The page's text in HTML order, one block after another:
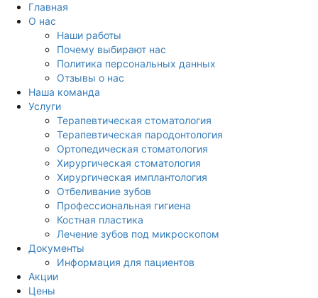
Главная
О нас
Наши работы
Почему выбирают нас
Политика персональных данных
Отзывы о нас
Наша команда
Услуги
Терапевтическая стоматология
Терапевтическая пародонтология
Ортопедическая стоматология
Хирургическая стоматология
Хирургическая имплантология
Отбеливание зубов
Профессиональная гигиена
Костная пластика
Лечение зубов под микроскопом
Документы
Информация для пациентов
Акции
Цены